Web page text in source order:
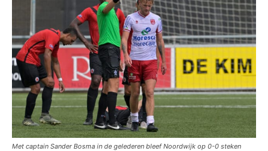
Met captain Sander Bosma in de gelederen bleef Noordwijk op 0-0 steken